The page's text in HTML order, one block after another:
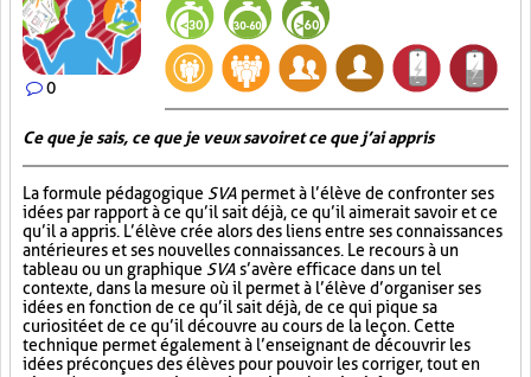
0
Ce que je sais, ce que je veux savoir et ce que j’ai appris
La formule pédagogique SVA permet à l’élève de confronter ses
idées par rapport à ce qu’il sait déjà, ce qu’il aimerait savoir et ce
qu’il a appris. L’élève crée alors des liens entre ses connaissances
antérieures et ses nouvelles connaissances. Le recours à un
tableau ou un graphique SVA s’avère efficace dans un tel
contexte, dans la mesure où il permet à l’élève d’organiser ses
idées en fonction de ce qu’il sait déjà, de ce qui pique sa
curiosité et de ce qu’il découvre au cours de la leçon. Cette
technique permet également à l’enseignant de découvrir les
idées préconçues des élèves pour pouvoir les corriger, tout en